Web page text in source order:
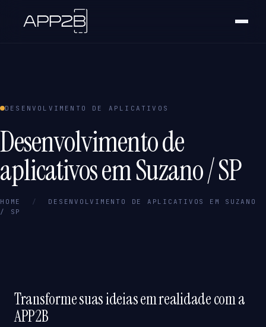
DESENVOLVIMENTO DE APLICATIVOS
Desenvolvimento de
aplicativos em Suzano / SP
HOME /
DESENVOLVIMENTO DE APLICATIVOS EM SUZANO
/ SP
Transforme suas ideias em realidade com a
APP2B